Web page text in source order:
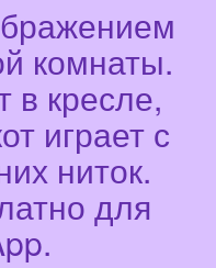
комнаты.
в кресле,
играет с
ниток.
для